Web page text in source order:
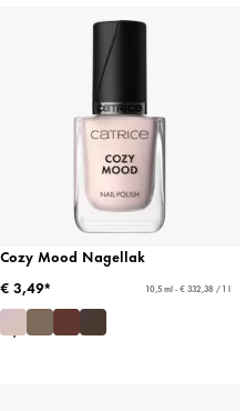
Cozy Mood Nagellak
€ 3,49*
10,5 ml - € 332,38 / 1 l